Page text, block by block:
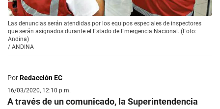
Las denuncias serán atendidas por los equipos especiales de inspectores
que serán asignados durante el Estado de Emergencia Nacional. (Foto:
Andina)
/ ANDINA
PorRedacción EC
16/03/2020, 12:10 p.m.
A través de un comunicado, la Superintendencia